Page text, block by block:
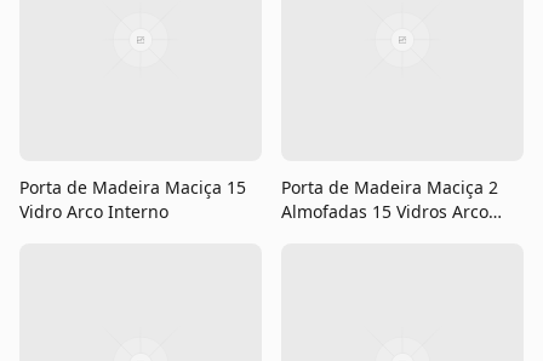
Porta de Madeira Maciça 15
Vidro Arco Interno
Porta de Madeira Maciça 2
Almofadas 15 Vidros Arco